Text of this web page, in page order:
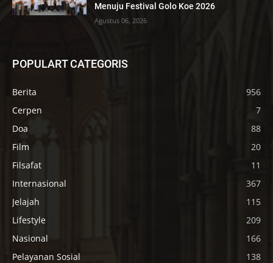
Menuju Festival Golo Koe 2026
Agustus 06, 2026
POPULART CATEGORIS
Berita
956
Cerpen
7
Doa
88
Film
20
Filsafat
11
Internasional
367
Jelajah
115
Lifestyle
209
Nasional
166
Pelayanan Sosial
138